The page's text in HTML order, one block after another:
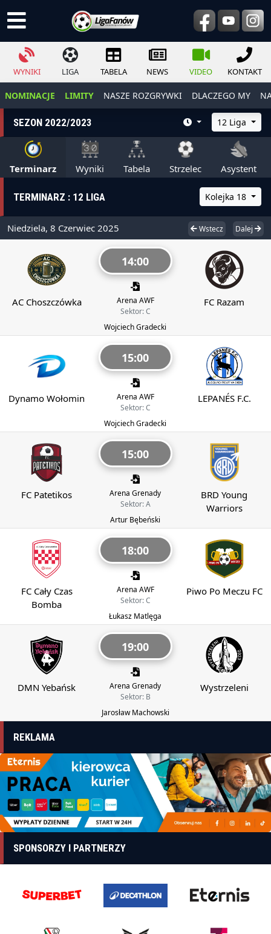
WYNIKI LIGA TABELA NEWS VIDEO KONTAKT
NOMINACJE LIMITY NASZE ROZGRYWKI DLACZEGO MY
SEZON 2022/2023 12 Liga
Terminarz Wyniki Tabela Strzelec Asystent
TERMINARZ : 12 LIGA Kolejka 18
Niedziela, 8 Czerwiec 2025 Wstecz Dalej
AC Choszczówka
14:00
Arena AWF
Sektor: C
Wojciech Gradecki
FC Razam
Dynamo Wołomin
15:00
Arena AWF
Sektor: C
Wojciech Gradecki
LEPANÉS F.C.
FC Patetikos
15:00
Arena Grenady
Sektor: A
Artur Bębeński
BRD Young
Warriors
FC Cały Czas
Bomba
18:00
Arena AWF
Sektor: C
Łukasz Matlęga
Piwo Po Meczu FC
DMN Yebańsk
19:00
Arena Grenady
Sektor: B
Jarosław Machowski
Wystrzeleni
REKLAMA
SPONSORZY I PARTNERZY